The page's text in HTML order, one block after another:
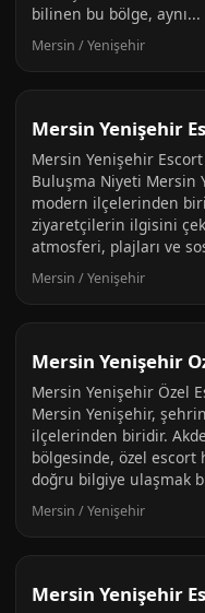
bilinen bu bölge, aynı...
Mersin / Yenişehir
Mersin Yenişehir
Mersin Yenişehir
Buluşma Niyeti Mersin
modern ilçelerinden
ziyaretçilerin ilgisini
atmosferi, plajları ve
Mersin / Yenişehir
Mersin Yenişehir
Mersin Yenişehir Özel
Mersin Yenişehir,
ilçelerinden biridir.
bölgesinde, özel escort
doğru bilgiye ulaşmak
Mersin / Yenişehir
Mersin Yenişehir